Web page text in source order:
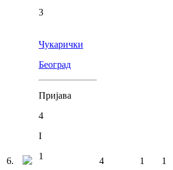
3
6.
Чукарички
Београд
Пријава
4
I
1
4 1 1